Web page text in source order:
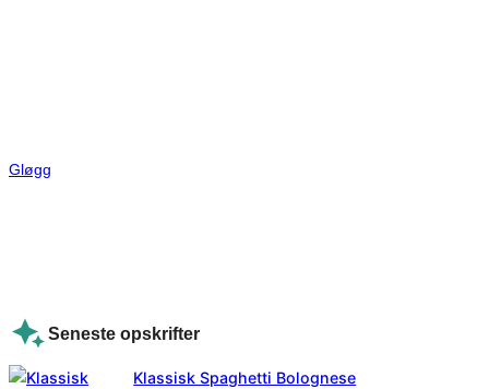
Gløgg
Seneste opskrifter
Klassisk Spaghetti Bolognese